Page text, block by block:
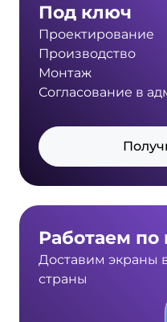
Под ключ
Проектирование
Производство
Монтаж
Согласование в
Работаем
Доставим экраны
страны